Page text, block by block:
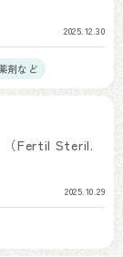
2025.12.30
剤など
（Fertil Steril.
2025.10.29